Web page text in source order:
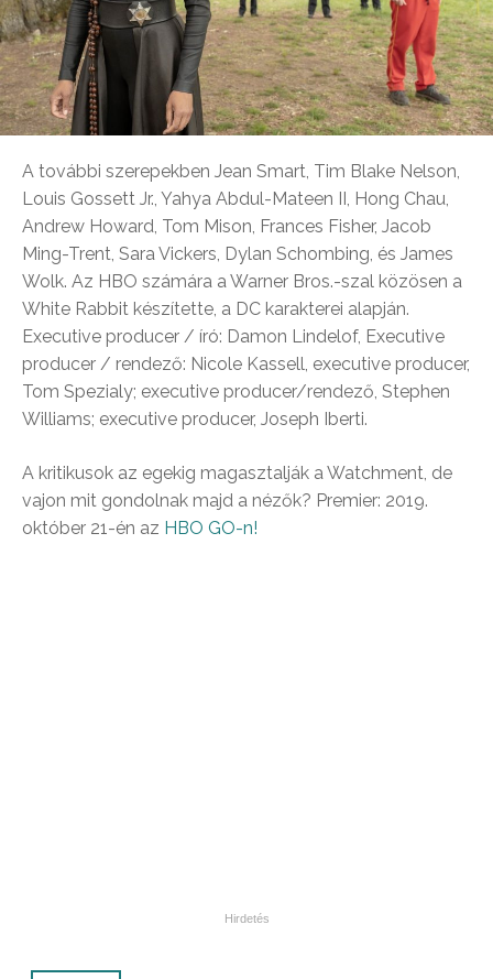
A további szerepekben Jean Smart, Tim Blake Nelson,
Louis Gossett Jr., Yahya Abdul-Mateen II, Hong Chau,
Andrew Howard, Tom Mison, Frances Fisher, Jacob
Ming-Trent, Sara Vickers, Dylan Schombing, és James
Wolk. Az HBO számára a Warner Bros.-szal közösen a
White Rabbit készítette, a DC karakterei alapján.
Executive producer / író: Damon Lindelof, Executive
producer / rendező: Nicole Kassell, executive producer,
Tom Spezialy; executive producer/rendező, Stephen
Williams; executive producer, Joseph Iberti.
A kritikusok az egekig magasztalják a Watchment, de
vajon mit gondolnak majd a nézők? Premier: 2019.
október 21-én az HBO GO-n!